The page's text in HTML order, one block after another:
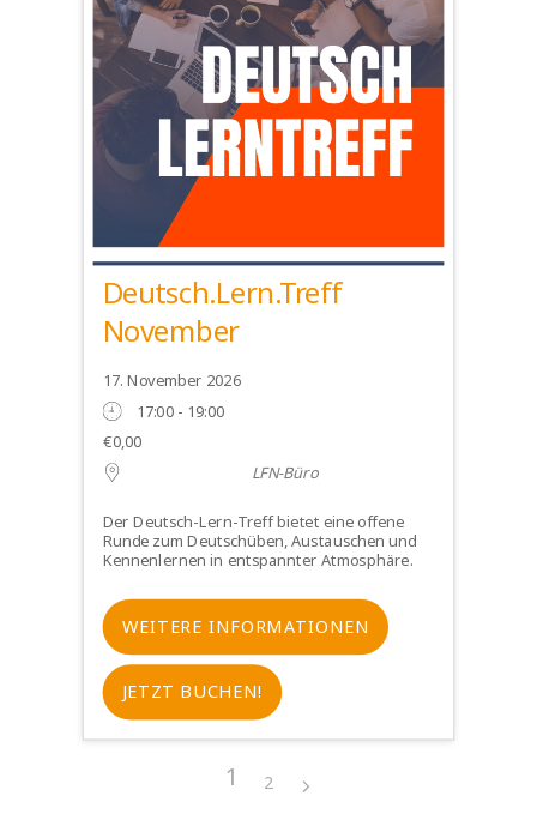
Deutsch.Lern.Treff
November
17. November 2026
17:00 - 19:00
€0,00
LFN-Büro
Der Deutsch-Lern-Treff bietet eine offene
Runde zum Deutschüben, Austauschen und
Kennenlernen in entspannter Atmosphäre.
WEITERE INFORMATIONEN
JETZT BUCHEN!
1 2